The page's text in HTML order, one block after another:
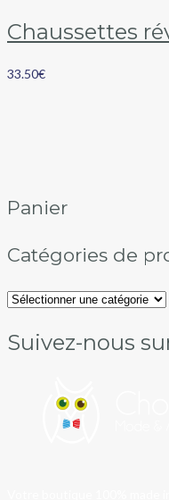
Chaussettes
33.50€
Panier
Catégories de
Suivez-nous